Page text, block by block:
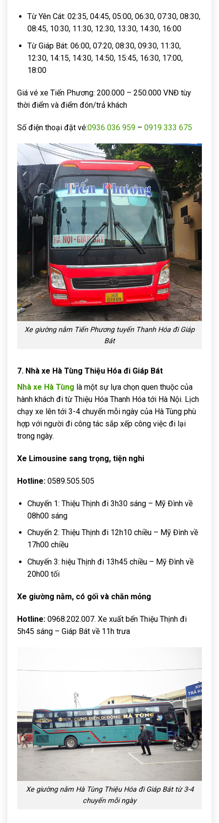
Từ Yên Cát: 02:35, 04:45, 05:00, 06:30, 07:30, 08:30,
08:45, 10:30, 11:30, 12:30, 13:30, 14:30, 16:00
Từ Giáp Bát: 06:00, 07:20, 08:30, 09:30, 11:30,
12:30, 14:15, 14:30, 14:50, 15:45, 16:30, 17:00,
18:00
Giá vé xe Tiến Phương: 200.000 – 250.000 VNĐ tùy
thời điểm và điểm đón/trả khách
Số điện thoại đặt vé:0936 036 959 – 0919 333 675
Xe giường nằm Tiến Phương tuyến Thanh Hóa đi Giáp
Bát
7. Nhà xe Hà Tùng Thiệu Hóa đi Giáp Bát
Nhà xe Hà Tùng là một sự lựa chọn quen thuộc của
hành khách đi từ Thiệu Hóa Thanh Hóa tới Hà Nội. Lịch
chạy xe lên tới 3-4 chuyến mỗi ngày của Hà Tùng phù
hợp với người đi công tác sắp xếp công việc đi lại
trong ngày.
Xe Limousine sang trọng, tiện nghi
Hotline: 0589.505.505
Chuyến 1: Thiệu Thịnh đi 3h30 sáng – Mỹ Đình về
08h00 sáng
Chuyến 2: Thiệu Thịnh đi 12h10 chiều – Mỹ Đình về
17h00 chiều
Chuyến 3: hiệu Thịnh đi 13h45 chiều – Mỹ Đình về
20h00 tối
Xe giường nằm, có gối và chăn mỏng
Hotline: 0968.202.007. Xe xuất bến Thiệu Thịnh đi
5h45 sáng – Giáp Bát về 11h trưa
Xe giường nằm Hà Tùng Thiệu Hóa đi Giáp Bát từ 3-4
chuyến mỗi ngày